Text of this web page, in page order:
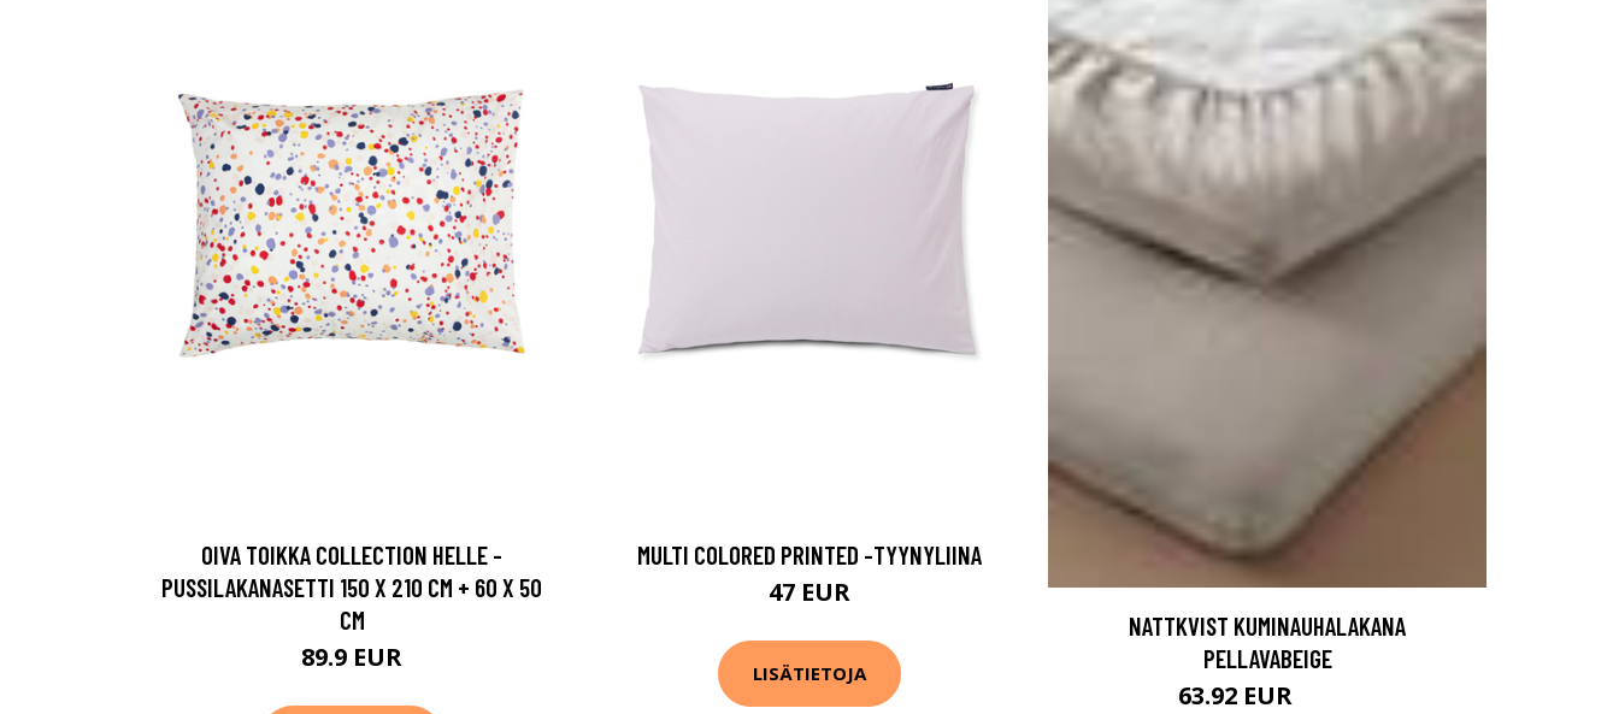
OIVA TOIKKA COLLECTION HELLE -
PUSSILAKANASETTI 150 X 210 CM + 60 X 50
CM
89.9 EUR
MULTI COLORED PRINTED -TYYNYLIINA
47 EUR
LISÄTIETOJA
NATTKVIST KUMINAUHALAKANA
PELLAVABEIGE
63.92 EUR